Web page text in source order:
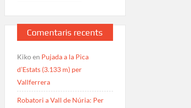
Comentaris recents
Kikoen Pujada a la Pica
d’Estats (3.133 m) per
Vallferrera
Robatori a Vall de Núria: Per